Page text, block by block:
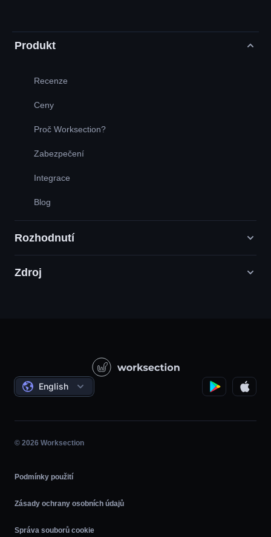
Produkt
Recenze
Ceny
Proč Worksection?
Zabezpečení
Integrace
Blog
Rozhodnutí
Agentury digitálního marketingu
Státní / Sociální projekty
Řízení projektů
Hodina
Agilní
Zdroj
Dohody
English
© 2026 Worksection
Podmínky použití
Zásady ochrany osobních údajů
Správa souborů cookie